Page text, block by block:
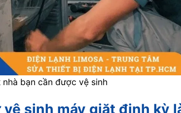
bạn cần được vệ sinh
vệ sinh máy giặt định kỳ